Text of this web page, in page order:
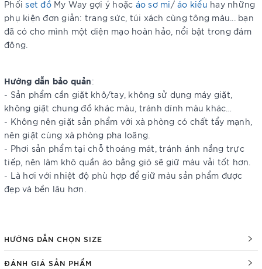
Phốiset đồMy Way gợi ý hoặc áo sơ mi/ áo kiểu hay những
phụ kiện đơn giản: trang sức, túi xách cùng tông màu... bạn
đã có cho mình một diện mạo hoàn hảo, nổi bật trong đám
đông.
Hướng dẫn bảo quản:
- Sản phẩm cần giặt khô/tay, không sử dụng máy giặt,
không giặt chung đồ khác màu, tránh dính màu khác…
- Không nên giặt sản phẩm với xà phòng có chất tẩy mạnh,
nên giặt cùng xà phòng pha loãng.
- Phơi sản phẩm tại chỗ thoáng mát, tránh ánh nắng trực
tiếp, nên làm khô quần áo bằng gió sẽ giữ màu vải tốt hơn.
- Là hơi với nhiệt độ phù hợp để giữ màu sản phẩm được
đẹp và bền lâu hơn.
HƯỚNG DẪN CHỌN SIZE
ĐÁNH GIÁ SẢN PHẨM